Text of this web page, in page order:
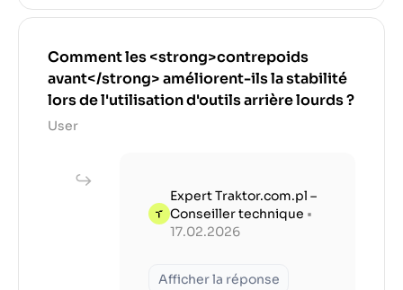
Comment les <strong>contrepoids
avant</strong> améliorent-ils la stabilité
lors de l'utilisation d'outils arrière lourds ?
User
Expert Traktor.com.pl –
Conseiller technique •
17.02.2026
Afficher la réponse